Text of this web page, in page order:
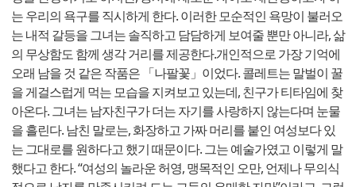
는 우리의 욕구를 직시하게 한다. 이러한 모순적인 욕망이 불러오
는 내적 갈등을 그녀는 솔직하고 담담하게 보여줄 뿐만 아니라, 삶
의 무상함도 함께 생각 거리를 제공한다.개인적으로 가장 기억에
오래 남을 것 같은 작품은 「나팔꽃」이었다. 콜레트는 말벌이 꿀
을 게걸스럽게 먹는 모습을 지켜보고 있는데, 친구가 티타임에 찾
아온다. 그녀는 남자친구가 더는 자기를 사랑하지 않는다며 눈물
을 흘린다. 남친 말로는, 화장하고 가짜 머리를 붙인 여성보다 있
는 그대로를 원하다고 했기 때문이다. 그는 예술가였고 이렇게 말
했다고 한다. “여성의 놀라운 허영, 맹목적인 오만, 언제나 무의식